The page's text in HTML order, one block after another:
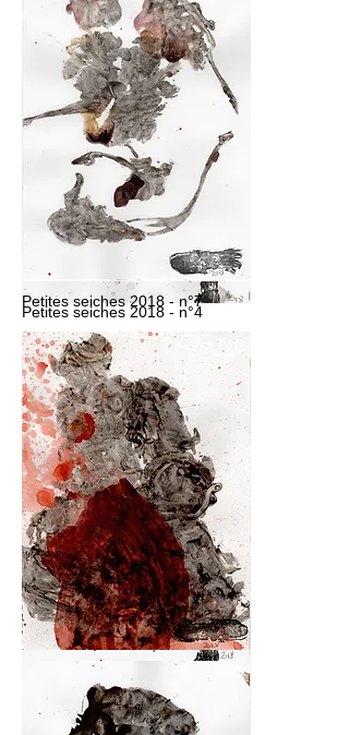
Petites seiches 2018 - n°4
Petites seiches 2018 - n°2
Petites seiches 2018 - n°7